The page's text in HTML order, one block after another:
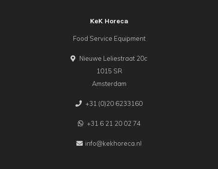
KeK Horeca
Food Service Equipment
Nieuwe Leliestraat 20c
1015 SR
Amsterdam
+31 (0)20 6233160
+31 6 21 20 02 74
info@kekhoreca.nl